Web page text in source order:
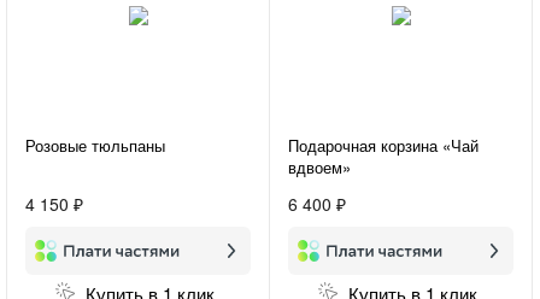
Розовые тюльпаны
4 150 ₽
Купить в 1 клик
Подарочная корзина «Чай
вдвоем»
6 400 ₽
Купить в 1 клик